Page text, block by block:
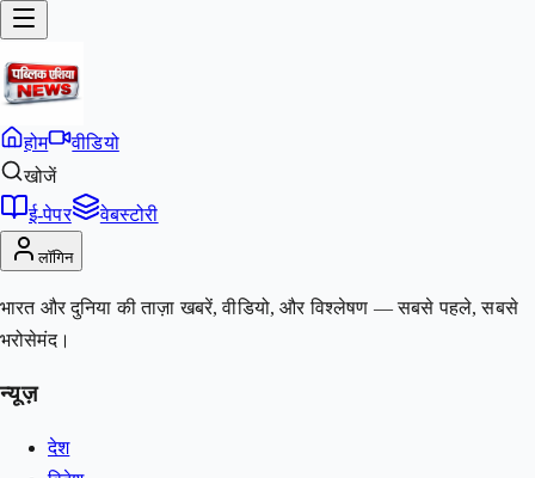
होम
वीडियो
खोजें
ई-पेपर
वेबस्टोरी
लॉगिन
भारत और दुनिया की ताज़ा खबरें, वीडियो, और विश्लेषण — सबसे पहले, सबसे
भरोसेमंद।
न्यूज़
देश